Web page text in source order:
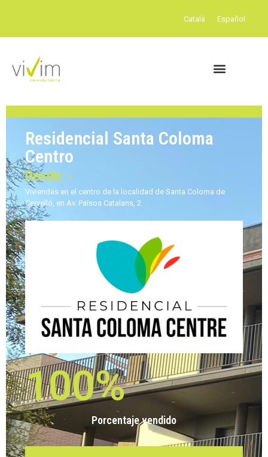
Català Español
Residencial Santa Coloma
Centro
Desde: -
Viviendas en el centro de la localidad de Santa Coloma de
Cervelló, en Av. Països Catalans, 2
Porcentaje vendido
100%